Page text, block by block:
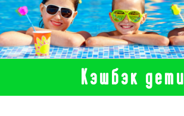
Кэшбэк дети